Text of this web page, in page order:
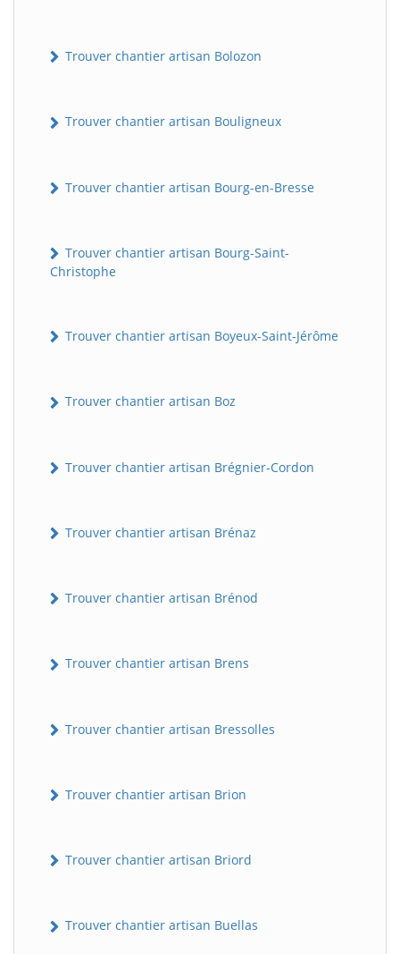
Trouver chantier artisan Bolozon
Trouver chantier artisan Bouligneux
Trouver chantier artisan Bourg-en-Bresse
Trouver chantier artisan Bourg-Saint-
Christophe
Trouver chantier artisan Boyeux-Saint-Jérôme
Trouver chantier artisan Boz
Trouver chantier artisan Brégnier-Cordon
Trouver chantier artisan Brénaz
Trouver chantier artisan Brénod
Trouver chantier artisan Brens
Trouver chantier artisan Bressolles
Trouver chantier artisan Brion
Trouver chantier artisan Briord
Trouver chantier artisan Buellas